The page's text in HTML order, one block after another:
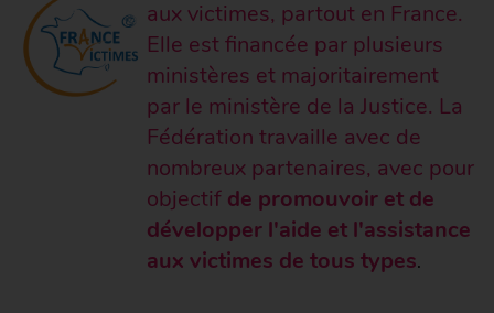
aux victimes, partout en France.
Elle est financée par plusieurs
ministères et majoritairement
par le ministère de la Justice. La
Fédération travaille avec de
nombreux partenaires, avec pour
objectif de promouvoir et de
développer l'aide et l'assistance
aux victimes de tous types.